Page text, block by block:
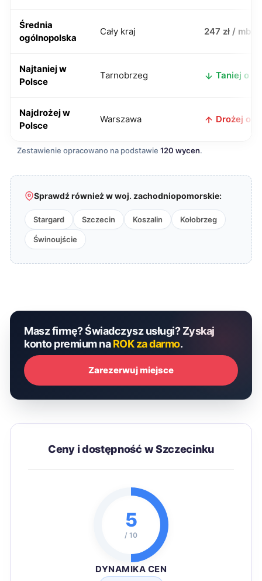
Średnia
ogólnopolska
Cały kraj 247 zł / mb
Najtaniej w
Polsce
Tarnobrzeg Taniej o 14
Najdrożej w
Polsce
Warszawa Drożej o
Zestawienie opracowano na podstawie 120 wycen.
Sprawdź również w woj. zachodniopomorskie:
Stargard Szczecin Koszalin Kołobrzeg
Świnoujście
Masz firmę? Świadczysz usługi? Zyskaj
konto premium naROK za darmo.
Zarezerwuj miejsce
Ceny i dostępność w Szczecinku
5
/ 10
DYNAMIKA CEN